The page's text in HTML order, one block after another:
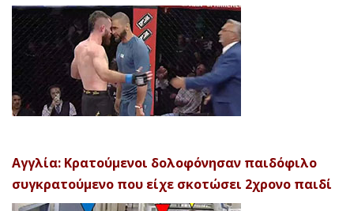
Αγγλία: Κρατούμενοι δολοφόνησαν παιδόφιλο
συγκρατούμενο που είχε σκοτώσει 2χρονο παιδί